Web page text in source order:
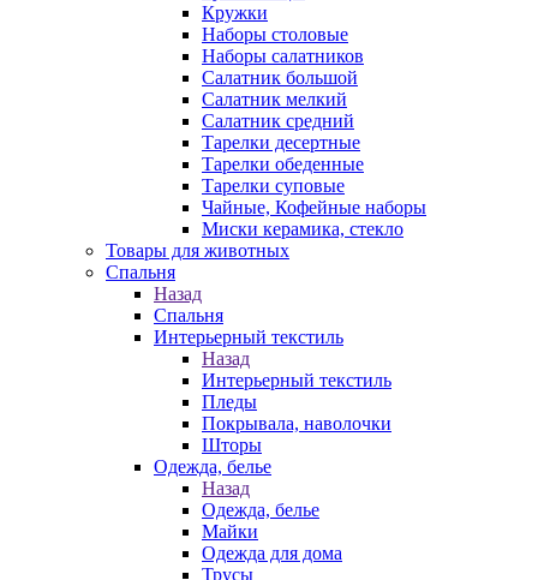
Кружки
Наборы столовые
Наборы салатников
Салатник большой
Салатник мелкий
Салатник средний
Тарелки десертные
Тарелки обеденные
Тарелки суповые
Чайные, Кофейные наборы
Миски керамика, стекло
Товары для животных
Спальня
Назад
Спальня
Интерьерный текстиль
Назад
Интерьерный текстиль
Пледы
Покрывала, наволочки
Шторы
Одежда, белье
Назад
Одежда, белье
Майки
Одежда для дома
Трусы